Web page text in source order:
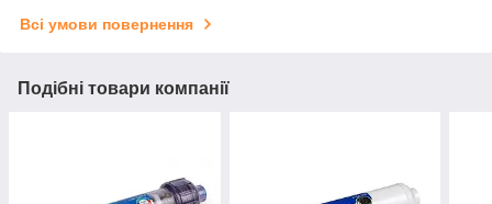
Всі умови повернення
Подібні товари компанії